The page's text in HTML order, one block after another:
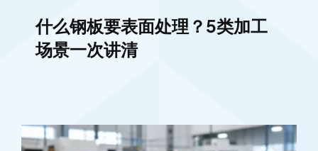
什么钢板要表面处理？5类加工
场景一次讲清